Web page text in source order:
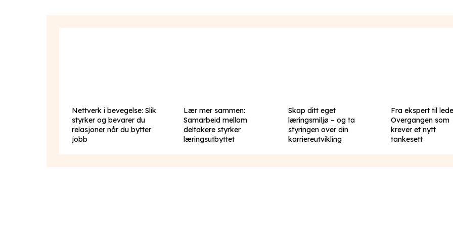
Nettverk i bevegelse: Slik
styrker og bevarer du
relasjoner når du bytter
jobb
Lær mer sammen:
Samarbeid mellom
deltakere styrker
læringsutbyttet
Skap ditt eget
læringsmiljø – og ta
styringen over din
karriereutvikling
Fra ekspert til
Overgangen som
krever et nytt
tankesett